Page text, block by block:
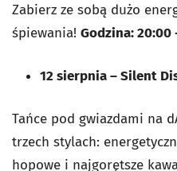
Zabierz ze sobą dużo
śpiewania! Godzina: 20:00
12 sierpnia–Silent
Tańce pod gwiazdami na
trzech stylach:
hopowe i najgorętsze